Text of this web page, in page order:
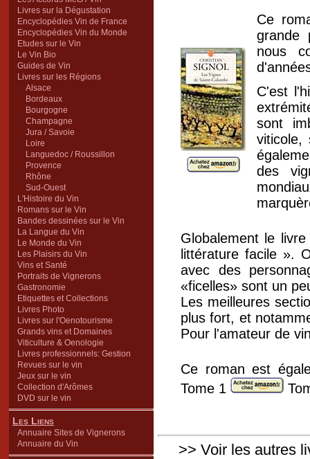
Livres sur la Dégustation
Encyclopédies Vin de France
Encyclopédies Vin du Monde
Etudes sur le Vin
Le Vin Bio
Guides de Vin
Livres sur les Régions
Alsace
Bordeaux
Bourgogne
Champagne
Jura / Savoie
Loire
Languedoc / Roussillon
Provence
Rhône
Sud-Ouest
L'Histoire du Vin
Romans sur le Vin
Bandes dessinées sur le Vin
La Langue du Vin
Le Monde du Vin
Les Plaisirs du Vin
Vins et Santé
Portraits de Vignerons
Gastronomie
Etiquettes et Collections
Livres Photo
Livres sur l'Oenotourisme
Grands vins et Domaines
Viticulture & Oenologie
Livres professionnels: Gestion
Revues sur le vin
Jeux sur le vin
Collection d'Arômes
DVD sur le vin
Les Liens
Annuaire Sites de Vignerons
Annuaire du Vin
Ce
grande
nous
C'est
sont
viticole,
des
Globalement le
littérature facile ».
avec des
«ficelles» sont un
Les meilleures
plus fort, et
Pour l'amateur de
Ce roman est
Tome 1
>> Voir les autres